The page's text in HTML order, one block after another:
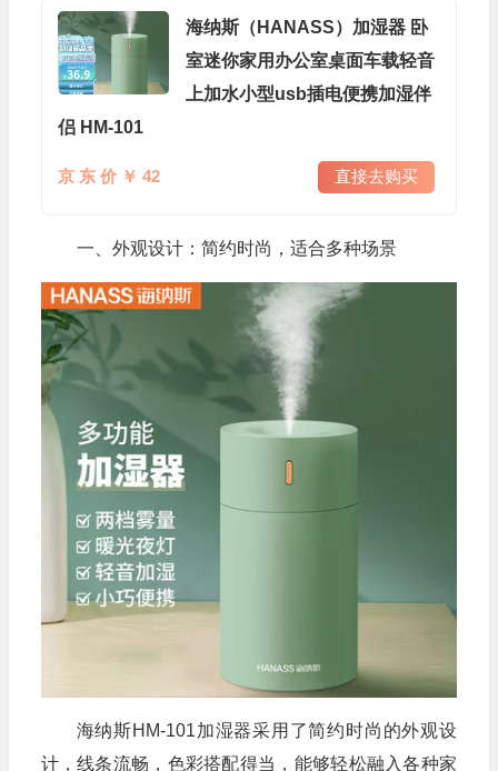
海纳斯（HANASS）加湿器 卧
室迷你家用办公室桌面车载轻音
上加水小型usb插电便携加湿伴
侣 HM-101
京 东 价 ￥ 42 直接去购买
一、外观设计：简约时尚，适合多种场景
海纳斯HM-101加湿器采用了简约时尚的外观设
计，线条流畅，色彩搭配得当，能够轻松融入各种家